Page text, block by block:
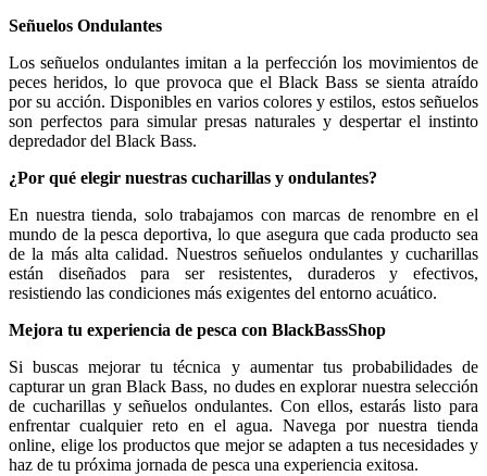
Señuelos Ondulantes
Los señuelos ondulantes imitan a la perfección los movimientos de
peces heridos, lo que provoca que el Black Bass se sienta atraído
por su acción. Disponibles en varios colores y estilos, estos señuelos
son perfectos para simular presas naturales y despertar el instinto
depredador del Black Bass.
¿Por qué elegir nuestras cucharillas y ondulantes?
En nuestra tienda, solo trabajamos con marcas de renombre en el
mundo de la pesca deportiva, lo que asegura que cada producto sea
de la más alta calidad. Nuestros señuelos ondulantes y cucharillas
están diseñados para ser resistentes, duraderos y efectivos,
resistiendo las condiciones más exigentes del entorno acuático.
Mejora tu experiencia de pesca con BlackBassShop
Si buscas mejorar tu técnica y aumentar tus probabilidades de
capturar un gran Black Bass, no dudes en explorar nuestra selección
de cucharillas y señuelos ondulantes. Con ellos, estarás listo para
enfrentar cualquier reto en el agua. Navega por nuestra tienda
online, elige los productos que mejor se adapten a tus necesidades y
haz de tu próxima jornada de pesca una experiencia exitosa.